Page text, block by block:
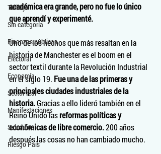
Trabajo
Sin categoría
Finanzas públicas
Electoral
Economía
Sector real
Manifestaciones
Subsidios
Riesgo País
académica era grande, pero no fue lo único
que aprendí y experimenté.
Uno de los hechos que más resaltan en la
historia de Manchester es el boom en el
sector textil durante la Revolución Industrial
en el siglo 19. Fue una de las primeras y
principales ciudades industriales de la
historia. Gracias a ello lideró también en el
Reino Unido las reformas políticas y
económicas de libre comercio. 200 años
después las cosas no han cambiado mucho.